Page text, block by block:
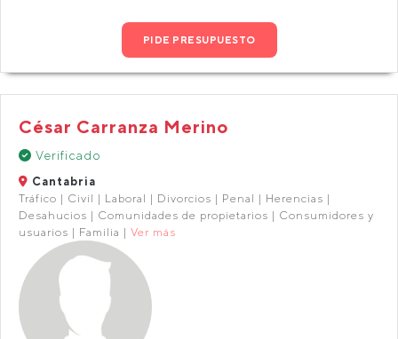
PIDE PRESUPUESTO
César Carranza Merino
Verificado
Cantabria
Tráfico | Civil | Laboral | Divorcios | Penal | Herencias |
Desahucios | Comunidades de propietarios | Consumidores y
usuarios | Familia | Ver más